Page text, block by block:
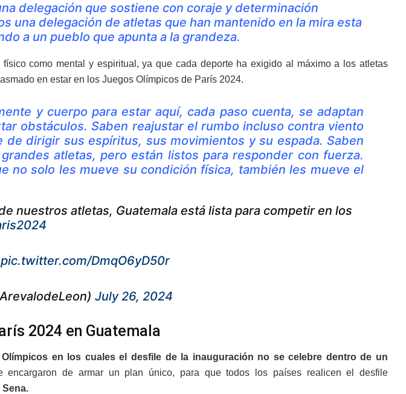
delegación que sostiene con coraje y determinación
una delegación de atletas que han mantenido en la mira esta
a un pueblo que apunta a la grandeza.
como mental y espiritual, ya que cada deporte ha exigido al máximo a los atletas
en estar en los Juegos Olímpicos de París 2024.
y cuerpo para estar aquí, cada paso cuenta, se adaptan
obstáculos. Saben reajustar el rumbo incluso contra viento
de dirigir sus espíritus, sus movimientos y su espada. Saben
atletas, pero están listos para responder con fuerza.
no solo les mueve su condición física, también les mueve el
nuestros atletas, Guatemala está lista para competir en los
pic.twitter.com/DmqO6yD50r
July 26, 2024
2024 en Guatemala
en los cuales el desfile de la inauguración no se celebre dentro de un
encargaron de armar un plan único, para que todos los países realicen el desfile